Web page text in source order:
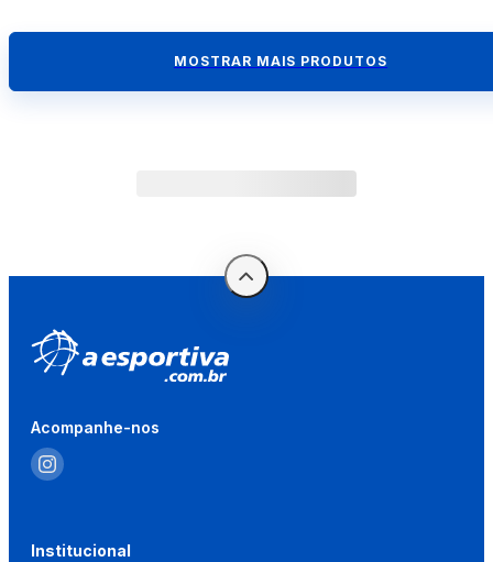
MOSTRAR MAIS PRODUTOS
Acompanhe-nos
Institucional